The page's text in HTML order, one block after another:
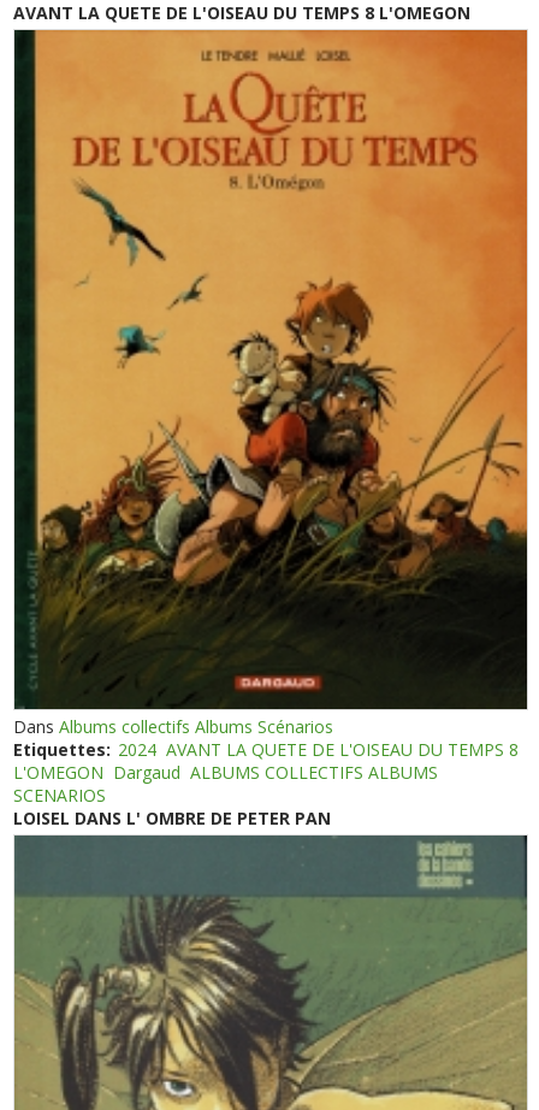
AVANT LA QUETE DE L'OISEAU DU TEMPS 8 L'OMEGON
DansAlbums collectifs Albums Scénarios
Etiquettes: 2024 AVANT LA QUETE DE L'OISEAU DU TEMPS 8
L'OMEGON Dargaud ALBUMS COLLECTIFS ALBUMS
SCENARIOS
LOISEL DANS L' OMBRE DE PETER PAN